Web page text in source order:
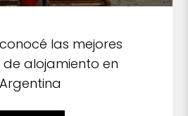
las mejores
alojamiento en
Argentina